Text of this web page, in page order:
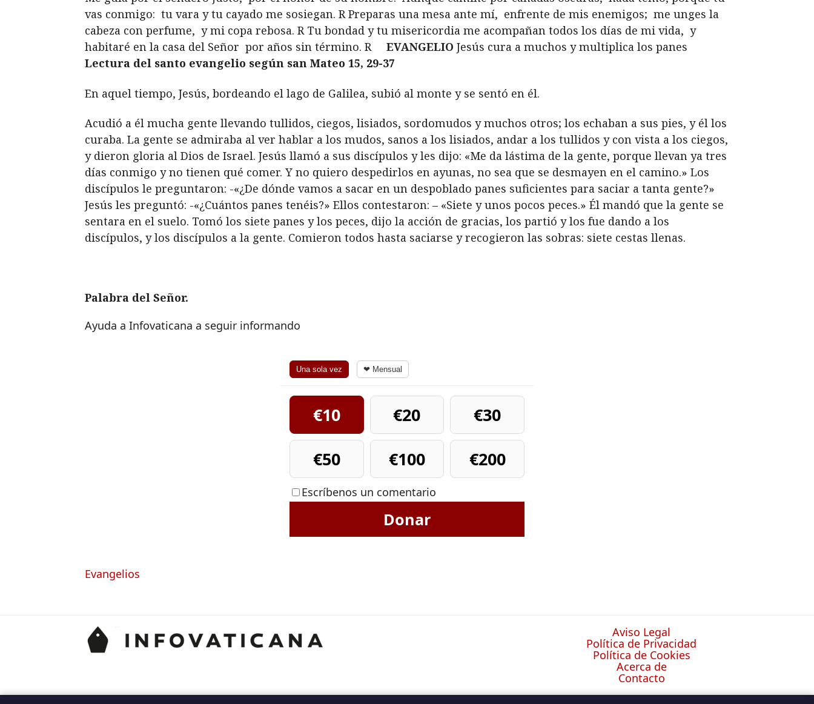
vas conmigo: tu vara y tu cayado me sosiegan. R Preparas una mesa ante mí, enfrente de mis enemigos; me unges la
cabeza con perfume, y mi copa rebosa. R Tu bondad y tu misericordia me acompañan todos los días de mi vida, y
habitaré en la casa del Señor por años sin término. R EVANGELIO Jesús cura a muchos y multiplica los panes
Lectura del santo evangelio según san Mateo 15, 29-37
En aquel tiempo, Jesús, bordeando el lago de Galilea, subió al monte y se sentó en él.
Acudió a él mucha gente llevando tullidos, ciegos, lisiados, sordomudos y muchos otros; los echaban a sus pies, y él los
curaba. La gente se admiraba al ver hablar a los mudos, sanos a los lisiados, andar a los tullidos y con vista a los ciegos,
y dieron gloria al Dios de Israel. Jesús llamó a sus discípulos y les dijo: «Me da lástima de la gente, porque llevan ya tres
días conmigo y no tienen qué comer. Y no quiero despedirlos en ayunas, no sea que se desmayen en el camino.» Los
discípulos le preguntaron: -«¿De dónde vamos a sacar en un despoblado panes suficientes para saciar a tanta gente?»
Jesús les preguntó: -«¿Cuántos panes tenéis?» Ellos contestaron: – «Siete y unos pocos peces.» Él mandó que la gente se
sentara en el suelo. Tomó los siete panes y los peces, dijo la acción de gracias, los partió y los fue dando a los
discípulos, y los discípulos a la gente. Comieron todos hasta saciarse y recogieron las sobras: siete cestas llenas.
Palabra del Señor.
Ayuda a Infovaticana a seguir informando
Una sola vez ❤ Mensual
€10 €20
€30
€50
€100 €200
Escríbenos un comentario
Donar
Evangelios
Aviso Legal
Política de Privacidad
Política de Cookies
Acerca de
Contacto